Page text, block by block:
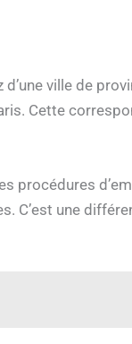
ville de
Cette
procédures
C’est une